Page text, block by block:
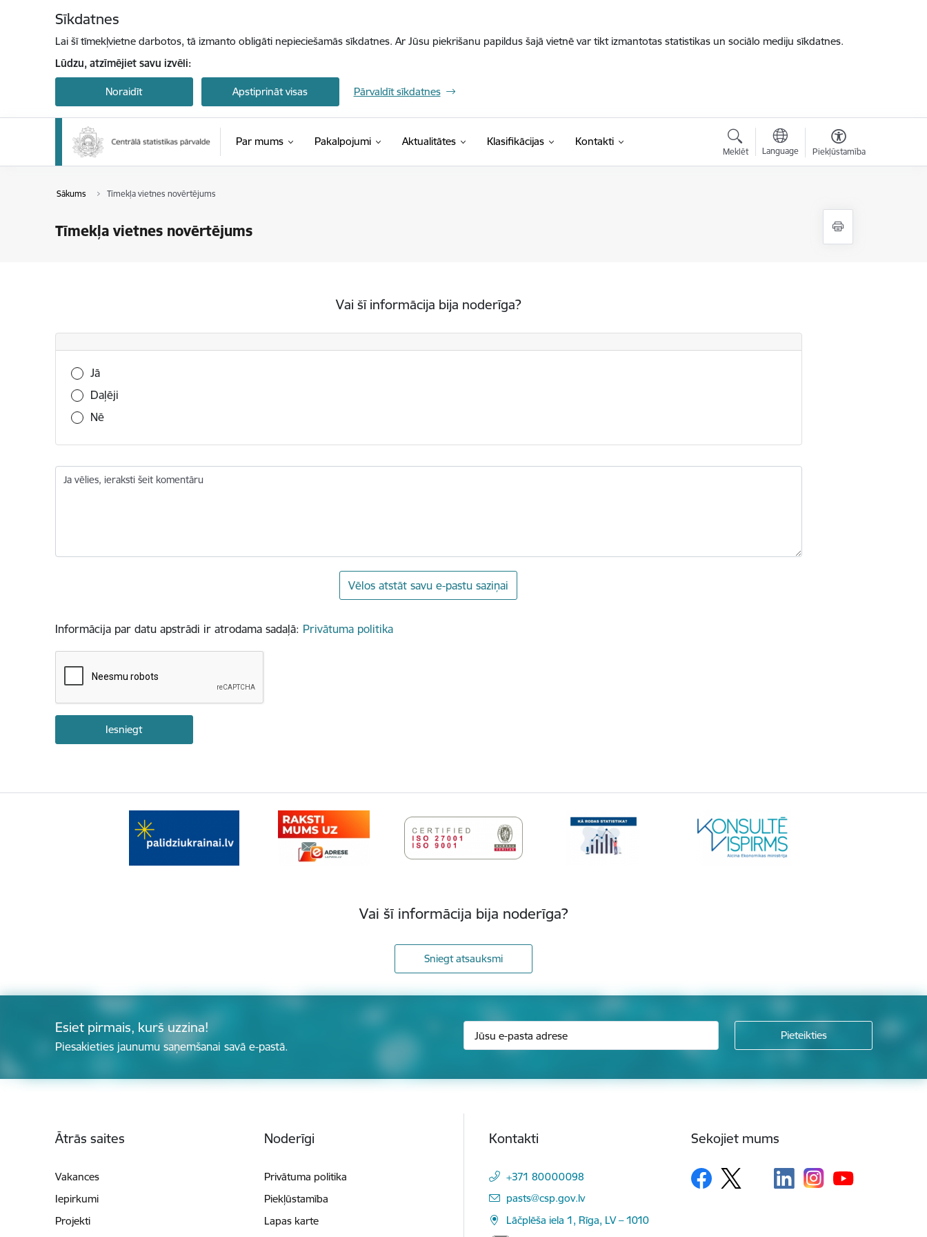
Sīkdatnes
Lai šī tīmekļvietne darbotos, tā izmanto obligāti nepieciešamās sīkdatnes. Ar Jūsu piekrišanu papildus šajā vietnē var tikt izmantotas statistikas un sociālo mediju sīkdatnes.
Lūdzu, atzīmējiet savu izvēli:
Noraidīt Apstiprināt visas Pārvaldīt sīkdatnes
Par mums Pakalpojumi Aktualitātes Klasifikācijas(Ārējā saite)
Kontakti
Meklēt Language Piekļūstamība
Sākums Tīmekļa vietnes novērtējums
Tīmekļa vietnes novērtējums
Vai šī informācija bija noderīga?
Vai šī informācija bija noderīga?
Jā
Daļēji
Nē
Ja vēlies, ieraksti šeit komentāru
Vēlos atstāt savu e-pastu saziņai
Informācija par datu apstrādi ir atrodama sadaļā: Privātuma politika
Vai šī informācija bija noderīga?
Sniegt atsauksmi
Esiet pirmais, kurš uzzina!
Piesakieties jaunumu saņemšanai savā e-pastā.
Ātrās saites
Vakances
Iepirkumi
Projekti
Noderīgi
Privātuma politika
Piekļūstamība
Lapas karte
Kontakti
+371 80000098
E-pasts:
pasts@csp.gov.lv
Lāčplēša iela 1, Rīga, LV – 1010
Sekojiet mums